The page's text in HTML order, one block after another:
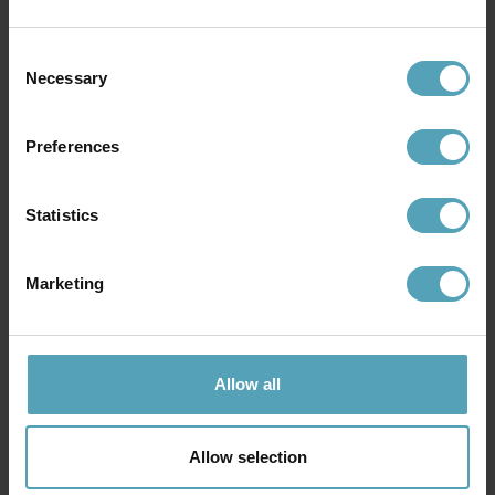
Selection
Necessary
Preferences
Statistics
Marketing
Allow all
Allow selection
Toppig bordlampskärm 235